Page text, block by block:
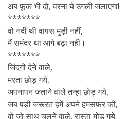
अब फूंक भी दो, वरना ये उंगली जलाएगा!
*******
वो नदी थी वापस मुड़ी नहीं,
मैं समंदर था आगे बढ़ा नही।
*******
जिंदगी देने वाले,
मरता छोड़ गये,
अपनापन जताने वाले तन्हा छोड़ गये,
जब पड़ी जरूरत हमें अपने हमसफर की,
वो जो साथ चलने वाले, रास्ता मोड़ गये.